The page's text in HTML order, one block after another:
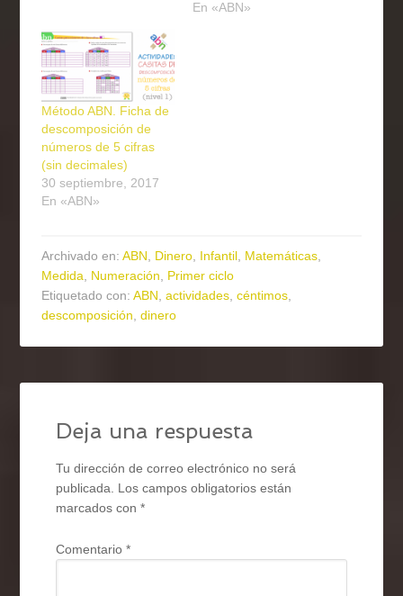
En «ABN»
Método ABN. Ficha de
descomposición de
números de 5 cifras
(sin decimales)
30 septiembre, 2017
En «ABN»
Archivado en:ABN Dinero Infantil Matemáticas
Medida
Numeración
Primer ciclo
Etiquetado con:ABN ,actividades ,céntimos
descomposición ,dinero
Deja una respuesta
Tu dirección de correo electrónico no será
publicada.
Los campos obligatorios están
marcados con*
Comentario*